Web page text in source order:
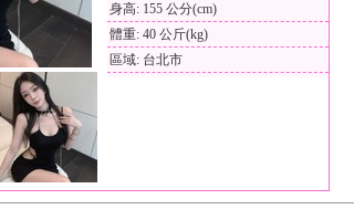
身高: 155 公分(cm)
體重: 40 公斤(kg)
區域: 台北市